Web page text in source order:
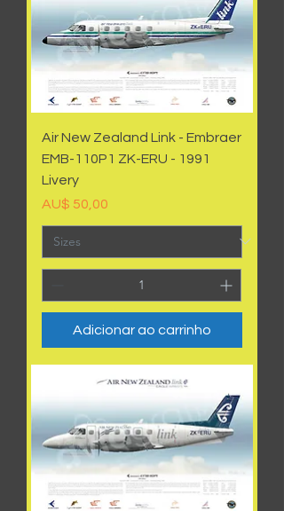
Air New Zealand Link - Embraer
EMB-110P1 ZK-ERU - 1991
Livery
Preço
AU$ 50,00
Adicionar ao carrinho